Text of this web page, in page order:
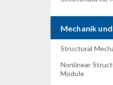
Mechanik
Structural
Nonlinear
Module